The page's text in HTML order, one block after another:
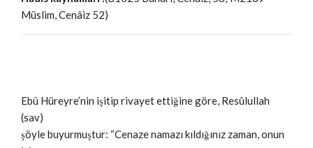
Müslim, Cenâiz 52)
Ebû Hüreyre’nin işitip rivayet ettiğine göre, Resûlullah
(sav)
şöyle buyurmuştur: “Cenaze namazı kıldığınız zaman, onun